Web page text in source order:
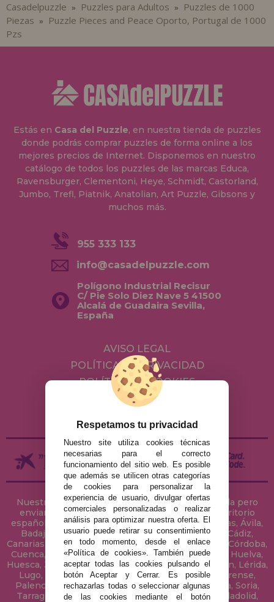
Casadelpuzzle » Puzzles para Adultos »
Puzzles de 1000
Piezas »
Puzzle Pieces and Peace Oporto, Portugal de 1000
Pzs
Estás en Casa del Puzzle, en nuestra tienda de puzzles
donde podrás comprar puzzles de forma online a los
mejores precios de Internet. Disponemos en nuestro
catálogo de todos los puzzles de las marcas Educa,
Ravensburger, Clementoni, Heye, Schmidt, Castorland,
Jumbo, Trefl, Piatnik, Anatolian, Art Puzzle, Gibsons y
muchos más.
955 333 133
info@casadelpuzzle.com
Polígono Industrial Recisur
C/ Pie Solo Diez Nave 5 41500
Alcalá de Guadaira Sevilla,
España
AVISO LEGAL
POLÍTICA DE PRIVACIDAD
POLÍTICA DE COOKIES
ENVÍOS Y DEVOLUCIONES
Nuestra tienda de puzzles está ubicada en Sevilla pero
enviamos tus puzzles a cualquier ciudad del territorio
español: Álava, Albacete, Alicante, Almería, Asturias, Ávila,
Badajoz, Baleares, Barcelona, Burgos, Cáceres, Cádiz,
Canarias, Cantabria, Castellón, Ceuta, Ciudad Real, Córdoba,
Cuenca, Gerona, Granada, Guadalajara, Guipúzcoa, Huelva,
Huesca, Jaén, La Coruña, La Rioja, Las Palmas, Leon, Lérida,
Lugo, Madrid, Málaga, Melilla, Murcia, Navarra, Orense,
Palencia, Pontevedra, Salamanca, Segovia, Sevilla, Soria,
Tarragona, Tenerife, Teruel, Toledo, Valencia, Valladolid,
Respetamos tu privacidad
Nuestro site utiliza cookies técnicas
necesarias para el correcto
funcionamiento del sitio web. Es posible
que además se utilicen otras categorías
de cookies para personalizar la
experiencia de usuario, divulgar ofertas
comerciales personalizadas o realizar
análisis para optimizar nuestra oferta. El
usuario puede retirar su consentimiento
en todo momento, desde el enlace
«Política de cookies». También puede
aceptar todas las cookies pulsando el
botón Aceptar y Cerrar. Es posible
rechazarlas todas o seleccionar algunas
de las cookies mediante el botón